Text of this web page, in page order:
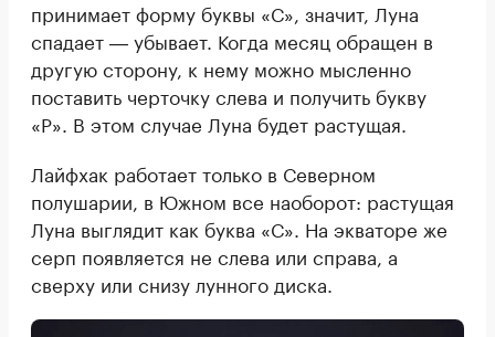
принимает форму буквы «С», значит, Луна
спадает ― убывает. Когда месяц обращен в
другую сторону, к нему можно мысленно
поставить черточку слева и получить букву
«Р». В этом случае Луна будет растущая.
Лайфхак работает только в Северном
полушарии, в Южном все наоборот: растущая
Луна выглядит как буква «С». На экваторе же
серп появляется не слева или справа, а
сверху или снизу лунного диска.